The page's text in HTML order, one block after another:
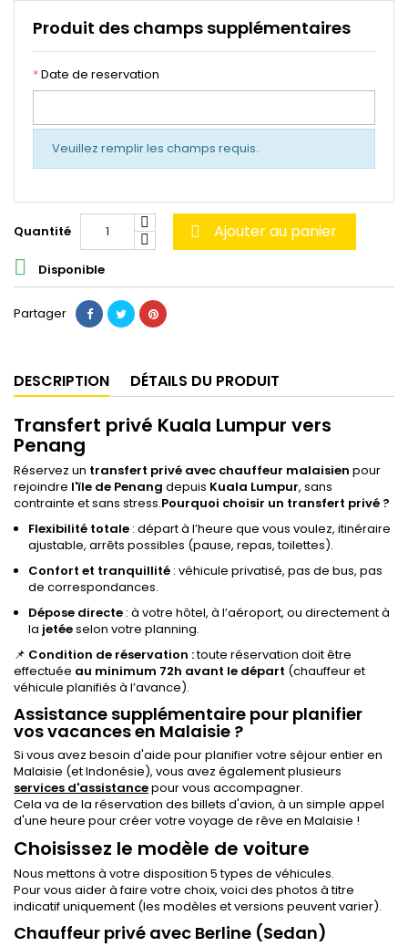
Produit des champs supplémentaires
*Date de reservation
Veuillez remplir les champs requis.
Quantité  Ajouter au panier
 Disponible
Partager
DESCRIPTION DÉTAILS DU PRODUIT
Transfert privé Kuala Lumpur vers
Penang
Réservez un transfert privé avec chauffeur malaisien pour
rejoindre l'ïle de Penang depuis Kuala Lumpur, sans
contrainte et sans stress.Pourquoi choisir un transfert privé ?
Flexibilité totale : départ à l’heure que vous voulez, itinéraire
ajustable, arrêts possibles (pause, repas, toilettes).
Confort et tranquillité : véhicule privatisé, pas de bus, pas
de correspondances.
Dépose directe : à votre hôtel, à l’aéroport, ou directement à
la jetéeselon votre planning.
📌 Condition de réservation :toute réservation doit être
effectuée au minimum 72h avant le départ (chauffeur et
véhicule planifiés à l’avance).
Assistance supplémentaire pour planifier
vos vacances en Malaisie ?
Si vous avez besoin d'aide pour planifier votre séjour entier en
Malaisie (et Indonésie), vous avez également plusieurs
services d'assistancepour vous accompagner.
Cela va de la réservation des billets d'avion, à un simple appel
d'une heure pour créer votre voyage de rêve en Malaisie !
Choisissez le modèle de voiture
Nous mettons à votre disposition 5 types de véhicules.
Pour vous aider à faire votre choix, voici des photos à titre
indicatif uniquement (les modèles et versions peuvent varier).
Chauffeur privé avec Berline (Sedan)